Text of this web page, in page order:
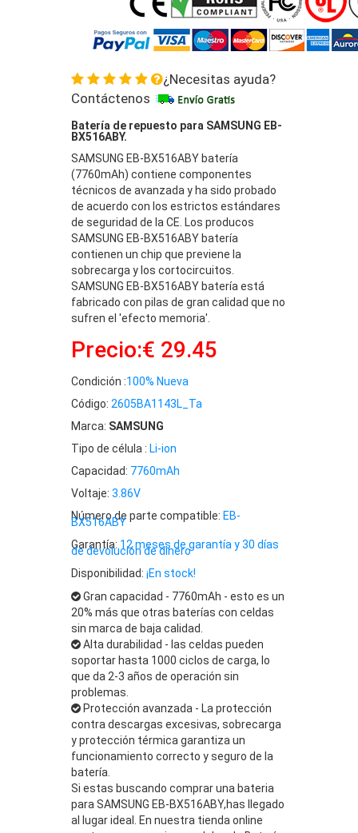
¿Necesitas ayuda?
Contáctenos
Batería de repuesto para SAMSUNG EB-
BX516ABY.
SAMSUNG EB-BX516ABY batería
(7760mAh) contiene componentes
técnicos de avanzada y ha sido probado
de acuerdo con los estrictos estándares
de seguridad de la CE. Los producos
SAMSUNG EB-BX516ABY batería
contienen un chip que previene la
sobrecarga y los cortocircuitos.
SAMSUNG EB-BX516ABY batería está
fabricado con pilas de gran calidad que no
sufren el 'efecto memoria'.
Precio:€ 29.45
Condición :100% Nueva
Código: 2605BA1143L_Ta
Marca: SAMSUNG
Tipo de célula : Li-ion
Capacidad: 7760mAh
Voltaje: 3.86V
Número de parte compatible: EB-
BX516ABY
Garantía: 12 meses de garantía y 30 días
de devolución de dinero
Disponibilidad: ¡En stock!
Gran capacidad - 7760mAh - esto es un
20% más que otras baterías con celdas
sin marca de baja calidad.
Alta durabilidad - las celdas pueden
soportar hasta 1000 ciclos de carga, lo
que da 2-3 años de operación sin
problemas.
Protección avanzada - La protección
contra descargas excesivas, sobrecarga
y protección térmica garantiza un
funcionamiento correcto y seguro de la
batería.
Si estas buscando comprar una bateria
para SAMSUNG EB-BX516ABY,has llegado
al lugar ideal. En nuestra tienda online